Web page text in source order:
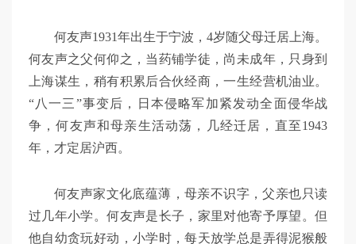
何友声1931年出生于宁波，4岁随父母迁居上海。
何友声之父何仰之，当药铺学徒，尚未成年，只身到
上海谋生，稍有积累后合伙经商，一生经营机油业。
“八一三”事变后，日本侵略军加紧发动全面侵华战
争，何友声和母亲生活动荡，几经迁居，直至1943
年，才定居沪西。
何友声家文化底蕴薄，母亲不识字，父亲也只读
过几年小学。何友声是长子，家里对他寄予厚望。但
他自幼贪玩好动，小学时，每天放学总是弄得泥猴般